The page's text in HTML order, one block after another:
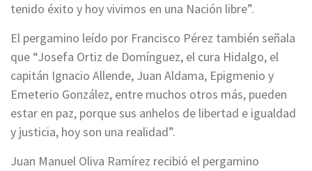
tenido éxito y hoy vivimos en una Nación libre”.
El pergamino leído por Francisco Pérez también señala
que “Josefa Ortiz de Domínguez, el cura Hidalgo, el
capitán Ignacio Allende, Juan Aldama, Epigmenio y
Emeterio González, entre muchos otros más, pueden
estar en paz, porque sus anhelos de libertad e igualdad
y justicia, hoy son una realidad”.
Juan Manuel Oliva Ramírez recibió el pergamino